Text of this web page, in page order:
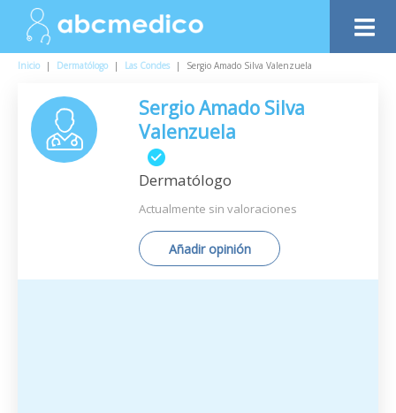
Inicio | Dermatólogo | Las Condes | Sergio Amado Silva Valenzuela
Sergio Amado Silva
Valenzuela
Dermatólogo
Actualmente sin valoraciones
Añadir opinión